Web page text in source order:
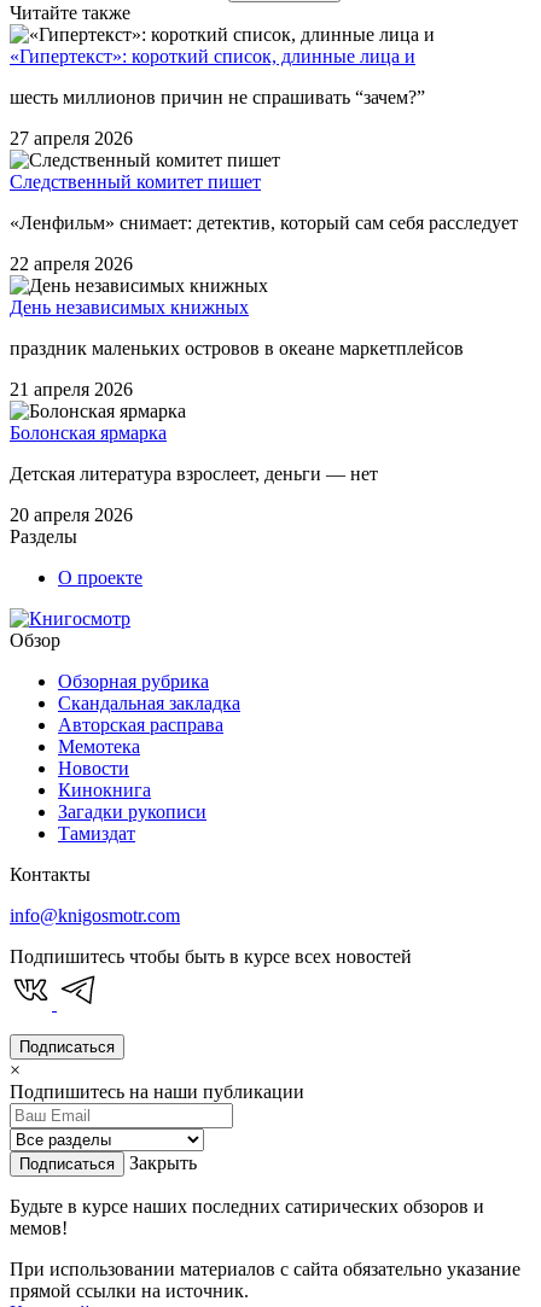
Читайте также
«Гипертекст»: короткий список, длинные лица и
шесть миллионов причин не спрашивать “зачем?”
27 апреля 2026
Следственный комитет пишет
«Ленфильм» снимает: детектив, который сам себя расследует
22 апреля 2026
День независимых книжных
праздник маленьких островов в океане маркетплейсов
21 апреля 2026
Болонская ярмарка
Детская литература взрослеет, деньги — нет
20 апреля 2026
Разделы
О проекте
Обзор
Обзорная рубрика
Скандальная закладка
Авторская расправа
Мемотека
Новости
Кинокнига
Загадки рукописи
Тамиздат
Контакты
info@knigosmotr.com
Подпишитесь чтобы быть в курсе всех новостей
Подписаться
×
Подпишитесь на наши публикации
Подписаться Закрыть
Будьте в курсе наших последних сатирических обзоров и
мемов!
При использовании материалов с сайта обязательно указание
прямой ссылки на источник.